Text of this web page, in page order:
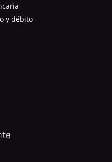
y débito